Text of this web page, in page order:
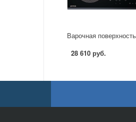
28 610 руб.